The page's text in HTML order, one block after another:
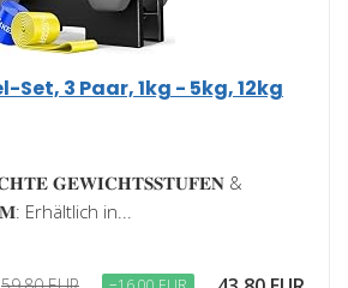
Set, 3 Paar, 1kg - 5kg, 12kg
𝐆𝐄𝐖𝐈𝐂𝐇𝐓𝐒𝐒𝐓𝐔𝐅𝐄𝐍 &
Erhältlich in...